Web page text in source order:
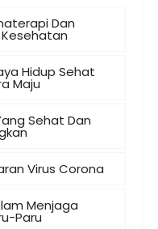
Dan
Hidup Sehat
Maju
Sehat Dan
Virus Corona
Menjaga
Paru